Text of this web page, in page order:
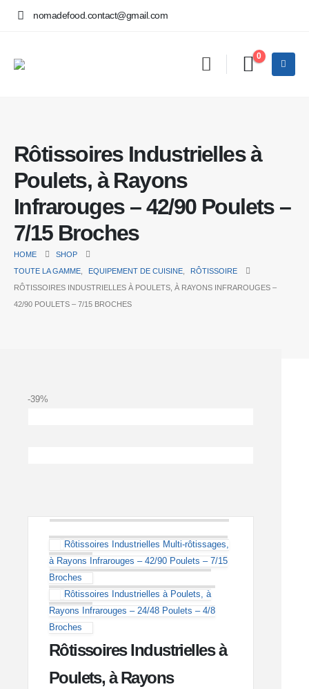
nomadefood.contact@gmail.com
0
Rôtissoires Industrielles à
Poulets, à Rayons
Infrarouges – 42/90 Poulets –
7/15 Broches
HOME
SHOP
TOUTE LA GAMME
EQUIPEMENT DE CUISINE
RÔTISSOIRE
RÔTISSOIRES INDUSTRIELLES À POULETS, À RAYONS INFRAROUGES –
42/90 POULETS – 7/15 BROCHES
-39%
Rôtissoires Industrielles Multi-rôtissages,
à Rayons Infrarouges – 42/90 Poulets – 7/15
Broches
Rôtissoires Industrielles à Poulets, à
Rayons Infrarouges – 24/48 Poulets – 4/8
Broches
Rôtissoires Industrielles à
Poulets, à Rayons